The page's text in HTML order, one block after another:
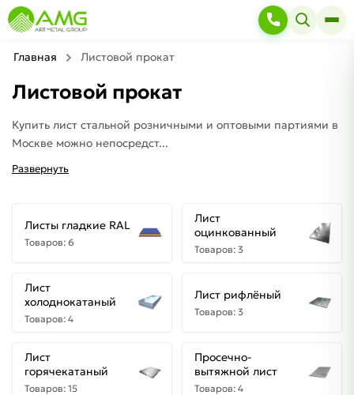
Главная Листовой прокат
Листовой прокат
Купить лист стальной розничными и оптовыми партиями в
Москве можно непосредст...
Развернуть
Листы гладкие RAL
Товаров: 6
Лист
оцинкованный
Товаров: 3
Лист
холоднокатаный
Товаров: 4
Лист рифлёный
Товаров: 3
Лист
горячекатаный
Товаров: 15
Просечно-
вытяжной лист
Товаров: 4